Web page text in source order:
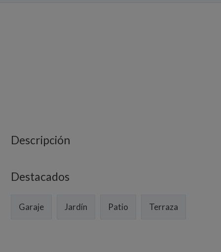
Descripción
Destacados
Garaje Jardín Patio Terraza